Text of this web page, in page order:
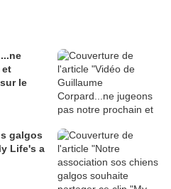
et
le
galgos